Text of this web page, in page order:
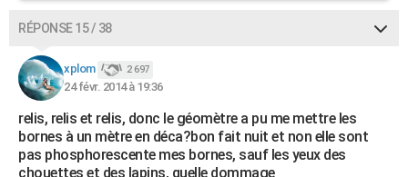
RÉPONSE 15 / 38
xplom 2 697
24 févr. 2014 à 19:36
relis, relis et relis, donc le géomètre a pu me mettre les
bornes à un mètre en déca?bon fait nuit et non elle sont
pas phosphorescente mes bornes, sauf les yeux des
chouettes et des lapins, quelle dommage